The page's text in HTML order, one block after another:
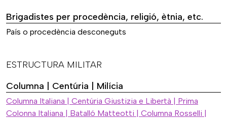
Brigadistes per procedència, religió, ètnia, etc.
País o procedència desconeguts
ESTRUCTURA MILITAR
Columna | Centúria | Milícia
Columna Italiana | Centúria Giustizia e Libertà | Prima
Colonna Italiana | Batalló Matteotti | Columna Rosselli |